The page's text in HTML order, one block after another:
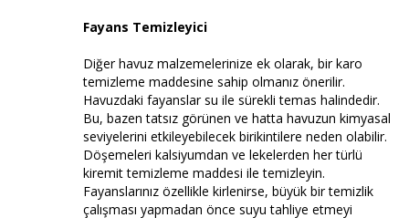
Fayans Temizleyici
Diğer havuz malzemelerinize ek olarak, bir karo
temizleme maddesine sahip olmanız önerilir.
Havuzdaki fayanslar su ile sürekli temas halindedir.
Bu, bazen tatsız görünen ve hatta havuzun kimyasal
seviyelerini etkileyebilecek birikintilere neden olabilir.
Döşemeleri kalsiyumdan ve lekelerden her türlü
kiremit temizleme maddesi ile temizleyin.
Fayanslarınız özellikle kirlenirse, büyük bir temizlik
çalışması yapmadan önce suyu tahliye etmeyi